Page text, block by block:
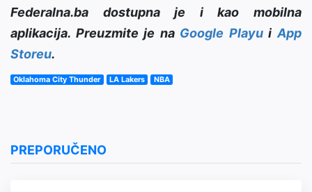
Federalna.ba dostupna je i kao mobilna
aplikacija. Preuzmite je na Google PlayuiApp
Storeu.
Oklahoma City Thunder LA Lakers NBA
PREPORUČENO